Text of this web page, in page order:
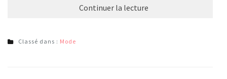
Continuer la lecture
Classé dans : Mode